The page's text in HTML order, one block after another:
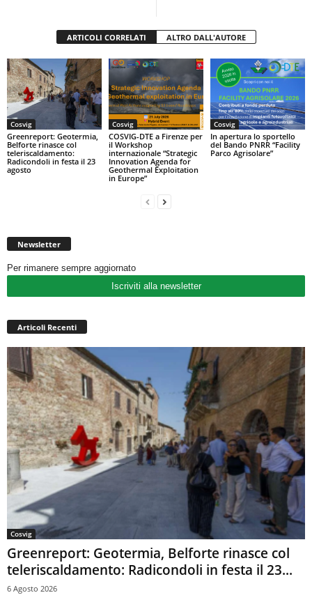
ARTICOLI CORRELATI ALTRO DALL'AUTORE
Cosvig
Greenreport: Geotermia,
Belforte rinasce col
teleriscaldamento:
Radicondoli in festa il 23
agosto
Cosvig
COSVIG-DTE a Firenze per
il Workshop
internazionale “Strategic
Innovation Agenda for
Geothermal Exploitation
in Europe”
Cosvig
In apertura lo sportello
del Bando PNRR “Facility
Parco Agrisolare”
Newsletter
Per rimanere sempre aggiornato
Iscriviti alla newsletter
Articoli Recenti
Cosvig
Greenreport: Geotermia, Belforte rinasce col
teleriscaldamento: Radicondoli in festa il 23...
6 Agosto 2026